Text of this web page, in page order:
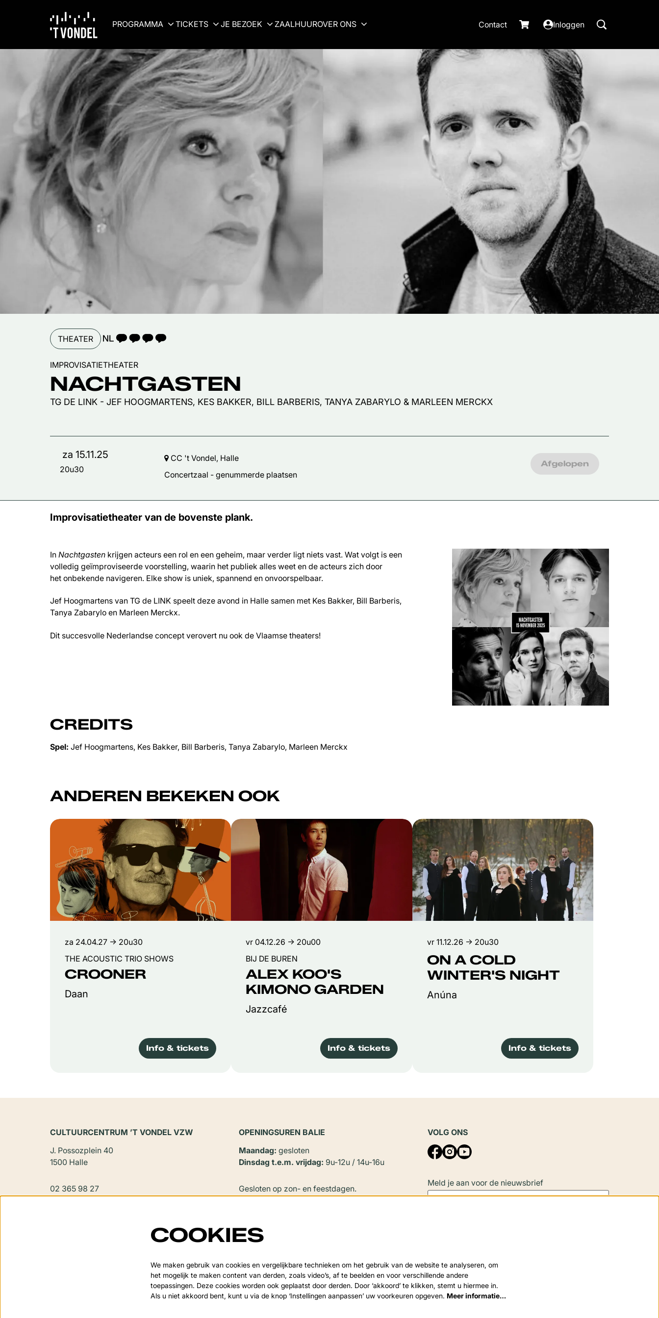
PROGRAMMA TICKETS JE BEZOEK ZAALHUUROVER ONS Contact Inloggen
THEATER TAALICOON 4
NACHTGASTEN
TG DE LINK - JEF HOOGMARTENS, KES BAKKER, BILL BARBERIS, TANYA ZABARYLO & MARLEEN MERCKX
IMPROVISATIETHEATER
za 15.11.25
20u30
CC 't Vondel, Halle
Concertzaal - genummerde plaatsen
Afgelopen
Improvisatietheater van de bovenste plank.
In Nachtgasten krijgen acteurs een rol en een geheim, maar verder ligt niets vast. Wat volgt is een
volledig geïmproviseerde voorstelling, waarin het publiek alles weet en de acteurs zich door
het onbekende navigeren. Elke show is uniek, spannend en onvoorspelbaar.
Jef Hoogmartens van TG de LINK speelt deze avond in Halle samen met Kes Bakker, Bill Barberis,
Tanya Zabarylo en Marleen Merckx.
Dit succesvolle Nederlandse concept verovert nu ook de Vlaamse theaters!
CREDITS
Spel: Jef Hoogmartens, Kes Bakker, Bill Barberis, Tanya Zabarylo, Marleen Merckx
ANDEREN BEKEKEN OOK
Overslaan
CROONER
Daan
THE ACOUSTIC TRIO SHOWS
za 24.04.27 → 20u30
Info & tickets
ALEX KOO'S
KIMONO GARDEN
Jazzcafé
BIJ DE BUREN
vr 04.12.26 → 20u00
Info & tickets
ON A COLD
WINTER'S NIGHT
Anúna
vr 11.12.26 → 20u30
Info & tickets
CULTUURCENTRUM ’T VONDEL VZW
J. Possozplein 40
1500 Halle
02 365 98 27
OPENINGSUREN BALIE
Maandag: gesloten
Dinsdag t.e.m. vrijdag: 9u-12u / 14u-16u
Gesloten op zon- en feestdagen.
namiddagopeningen.
Van 20 juli tot en met 20 augustus en tijdens de
kerstvakantie.
VOLG ONS
Meld je aan voor de nieuwsbrief
Deze site wordt beschermd door reCAPTCHA, dataverwerking gebeurt in
overeenstemming met de Cloud Data Processing Addendum
COOKIES
We maken gebruik van cookies en vergelijkbare technieken om het gebruik van de website te analyseren, om
het mogelijk te maken content van derden, zoals video’s, af te beelden en voor verschillende andere
toepassingen. Deze cookies worden ook geplaatst door derden. Door ‘akkoord’ te klikken, stemt u hiermee in.
Als u niet akkoord bent, kunt u via de knop ‘Instellingen aanpassen’ uw voorkeuren opgeven. Meer informatie…